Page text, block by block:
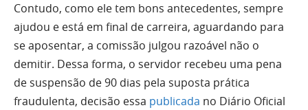
Contudo, como ele tem bons antecedentes, sempre
ajudou e está em final de carreira, aguardando para
se aposentar, a comissão julgou razoável não o
demitir. Dessa forma, o servidor recebeu uma pena
de suspensão de 90 dias pela suposta prática
fraudulenta, decisão essa publicada no Diário Oficial